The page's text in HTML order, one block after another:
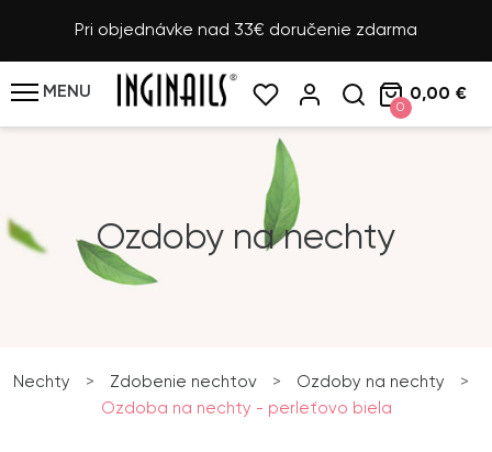
Pri objednávke nad 33€ doručenie zdarma
MENU
0
0,00 €
Ozdoby na nechty
Nechty > Zdobenie nechtov > Ozdoby na nechty
>
Ozdoba na nechty - perleťovo biela